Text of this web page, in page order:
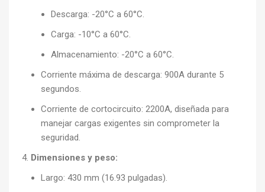
Descarga: -20°C a 60°C.
Carga: -10°C a 60°C.
Almacenamiento: -20°C a 60°C.
Corriente máxima de descarga: 900A durante 5
segundos.
Corriente de cortocircuito: 2200A, diseñada para
manejar cargas exigentes sin comprometer la
seguridad.
Dimensiones y peso:
Largo: 430 mm (16.93 pulgadas).